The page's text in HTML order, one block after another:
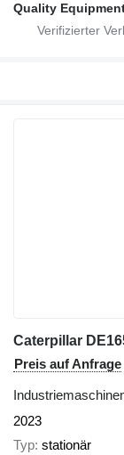
Quality
Caterpillar
Preis auf Anfrage
2023
Typ stationär